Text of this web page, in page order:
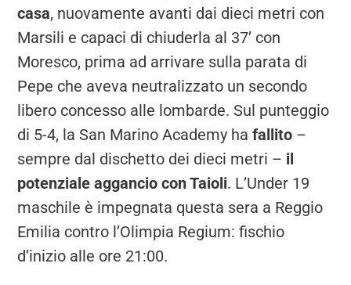
casa, nuovamente avanti dai dieci metri con
Marsili e capaci di chiuderla al 37’ con
Moresco, prima ad arrivare sulla parata di
Pepe che aveva neutralizzato un secondo
libero concesso alle lombarde. Sul punteggio
di 5-4, la San Marino Academy hafallito –
sempre dal dischetto dei dieci metri – il
potenziale aggancio con Taioli. L’Under 19
maschile è impegnata questa sera a Reggio
Emilia contro l’Olimpia Regium: fischio
d’inizio alle ore 21:00.